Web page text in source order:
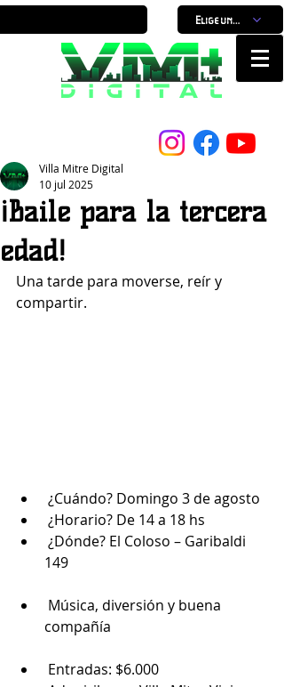
Elige un horario
¡Baile para la tercera
edad!
Villa Mitre Digital
10 jul 2025
Una tarde para moverse, reír y
compartir.
¿Cuándo? Domingo 3 de agosto
¿Horario? De 14 a 18 hs
149
compañía
Entradas: $6.000